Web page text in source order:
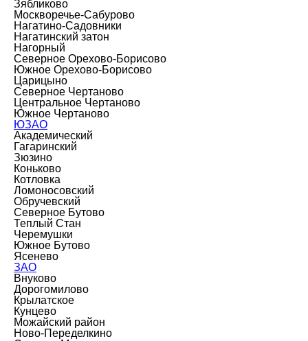
Зябликово
Москворечье-Сабурово
Нагатино-Садовники
Нагатинский затон
Нагорный
Северное Орехово-Борисово
Южное Орехово-Борисово
Царицыно
Северное Чертаново
Центральное Чертаново
Южное Чертаново
ЮЗАО
Академический
Гагаринский
Зюзино
Коньково
Котловка
Ломоносовский
Обручевский
Северное Бутово
Теплый Стан
Черемушки
Южное Бутово
Ясенево
ЗАО
Внуково
Дорогомилово
Крылатское
Кунцево
Можайский район
Ново-Переделкино